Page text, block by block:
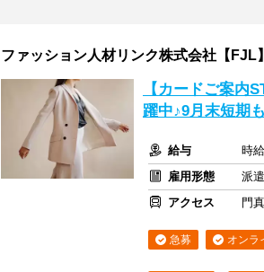
ファッション人材リンク株式会社【FJL】
【カードご案内
躍中♪9月末短期
給与
時
雇用形態
派
アクセス
門
急募 オンラ